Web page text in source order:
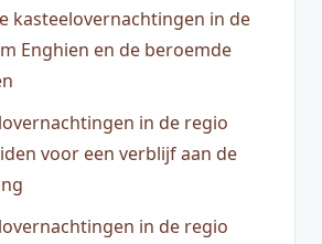
kasteelovernachtingen in de
Enghien en de beroemde
in de regio
voor een verblijf aan de
in de regio